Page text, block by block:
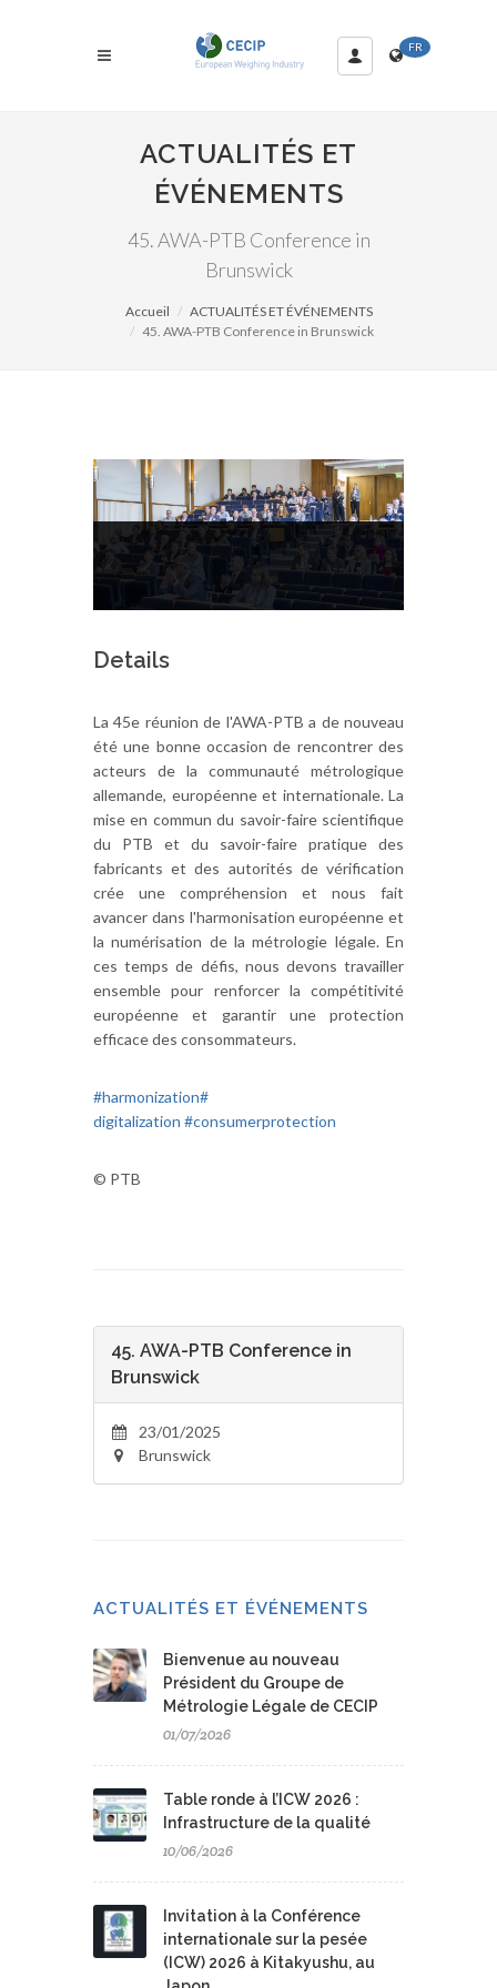
FR
ACTUALITÉS ET
ÉVÉNEMENTS
45. AWA-PTB Conference in
Brunswick
Accueil
ACTUALITÉS ET ÉVÉNEMENTS
45. AWA-PTB Conference in Brunswick
Details
La 45e réunion de l'AWA-PTB a de nouveau
été une bonne occasion de rencontrer des
acteurs de la communauté métrologique
allemande, européenne et internationale. La
mise en commun du savoir-faire scientifique
du PTB et du savoir-faire pratique des
fabricants et des autorités de vérification
crée une compréhension et nous fait
avancer dans l'harmonisation européenne et
la numérisation de la métrologie légale. En
ces temps de défis, nous devons travailler
ensemble pour renforcer la compétitivité
européenne et garantir une protection
efficace des consommateurs.
#harmonization#
digitalization #consumerprotection
© PTB
45. AWA-PTB Conference in
Brunswick
23/01/2025
Brunswick
ACTUALITÉS ET ÉVÉNEMENTS
Bienvenue au nouveau
Président du Groupe de
Métrologie Légale de CECIP
01/07/2026
Table ronde à l’ICW 2026 :
Infrastructure de la qualité
10/06/2026
Invitation à la Conférence
internationale sur la pesée
(ICW) 2026 à Kitakyushu, au